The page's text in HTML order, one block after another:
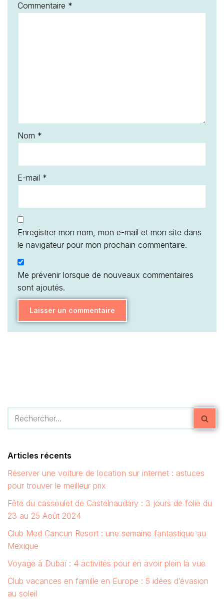
Commentaire *
Nom *
E-mail *
Enregistrer mon nom, mon e-mail et mon site dans
le navigateur pour mon prochain commentaire.
Me prévenir lorsque de nouveaux commentaires
sont ajoutés.
Articles récents
Réserver une voiture de location sur internet : astuces
pour trouver le meilleur prix
Fête du cassoulet de Castelnaudary : 3 jours de folie du
23 au 25 Août 2024
Club Med Cancun Resort : une semaine fantastique au
Mexique
Voyage à Dubaï : 4 activités pour en avoir plein la vue
Club vacances en famille en Europe : 5 idées d’évasion
au soleil